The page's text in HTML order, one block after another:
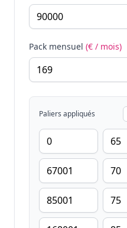
Pack mensuel (€ / mois)
Paliers appliqués